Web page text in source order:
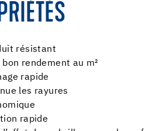
résistant
bon rendement au m²
rapide
les rayures
rapide